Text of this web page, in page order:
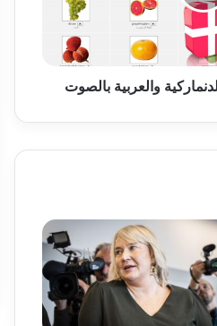
والعربية بالصوت